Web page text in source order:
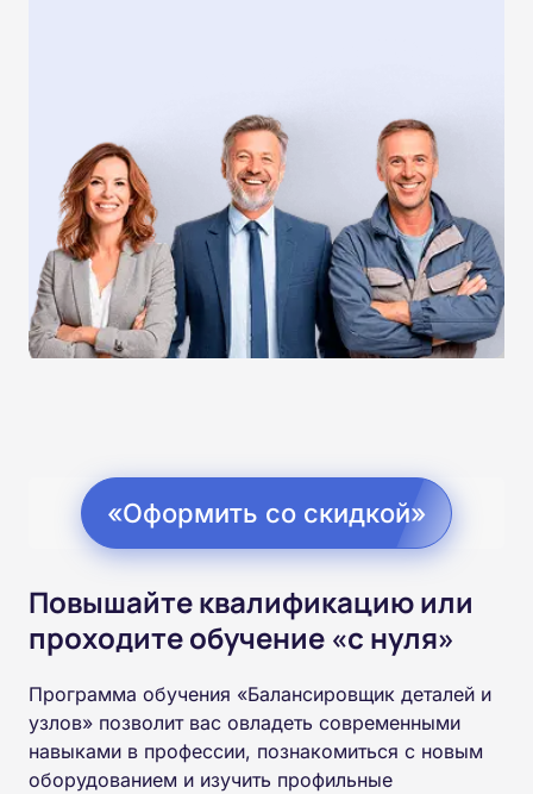
«Оформить со скидкой»
Повышайте квалификацию или
проходите обучение «с нуля»
Программа обучения «Балансировщик деталей и
узлов» позволит вас овладеть современными
навыками в профессии, познакомиться с новым
оборудованием и изучить профильные